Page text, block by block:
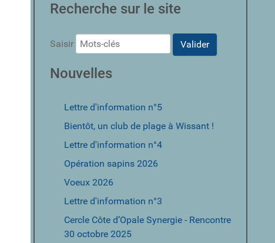
Recherche sur le site
Saisir Valider
Nouvelles
Lettre d'information n°5
Bientôt, un club de plage à Wissant !
Lettre d'information n°4
Opération sapins 2026
Voeux 2026
Lettre d'information n°3
Cercle Côte d’Opale Synergie - Rencontre
30 octobre 2025